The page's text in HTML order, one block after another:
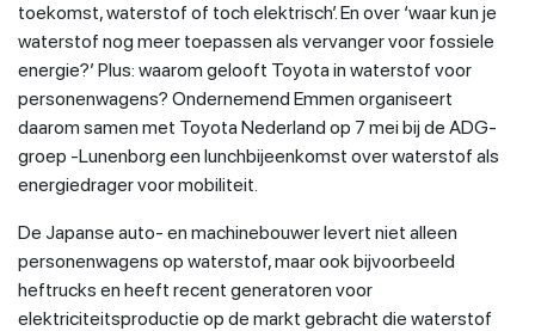
toekomst, waterstof of toch elektrisch’. En over ‘waar kun je
waterstof nog meer toepassen als vervanger voor fossiele
energie?’ Plus: waarom gelooft Toyota in waterstof voor
personenwagens? Ondernemend Emmen organiseert
daarom samen met Toyota Nederland op 7 mei bij de ADG-
groep -Lunenborg een lunchbijeenkomst over waterstof als
energiedrager voor mobiliteit.
De Japanse auto- en machinebouwer levert niet alleen
personenwagens op waterstof, maar ook bijvoorbeeld
heftrucks en heeft recent generatoren voor
elektriciteitsproductie op de markt gebracht die waterstof